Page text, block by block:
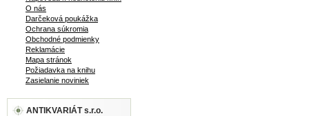
O nás
Darčeková poukážka
Ochrana súkromia
Obchodné podmienky
Reklamácie
Mapa stránok
Požiadavka na knihu
Zasielanie noviniek
ANTIKVARIÁT s.r.o.